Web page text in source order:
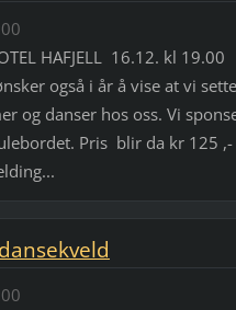
HAFJELL 16.12. kl 19.00
også i år å vise at vi
og danser hos oss. Vi
Pris blir da kr 125 ,-